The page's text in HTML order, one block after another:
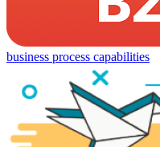
business process capabilities